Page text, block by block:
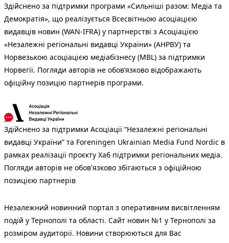
Здійснено за підтримки програми «Сильніші разом: Медіа та
Демократія», що реалізується Всесвітньою асоціацією
видавців новин (WAN-IFRA) у партнерстві з Асоціацією
«Незалежні регіональні видавці України» (АНРВУ) та
Норвезькою асоціацією медіабізнесу (MBL) за підтримки
Норвегії. Погляди авторів не обов’язково відображають
офіційну позицію партнерів програми.
Здійснено за підтримки Асоціації “Незалежні регіональні
видавці України” та Foreningen Ukrainian Media Fund Nordic в
рамках реалізації проєкту Хаб підтримки регіональних медіа.
Погляди авторів не обов'язково збігаються з офіційною
позицією партнерів
Незалежний новинний портал з оперативним висвітленням
подій у Тернополі та області. Сайт новин №1 у Тернополі за
розміром аудиторії. Новини створюються для Вас